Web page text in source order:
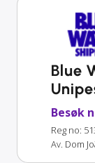
Blue
Besøk
Reg no:
Av. Dom